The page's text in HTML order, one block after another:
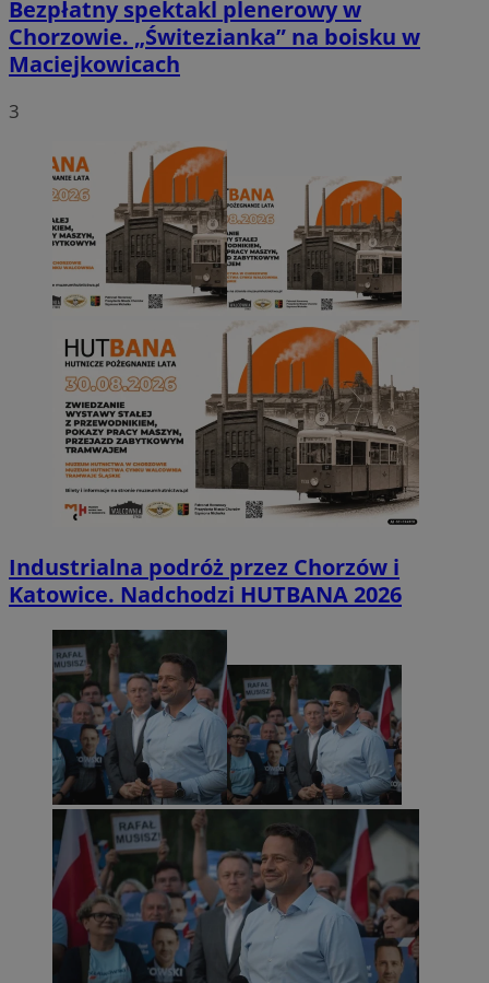
Bezpłatny spektakl plenerowy w
Chorzowie. „Świtezianka” na boisku w
Maciejkowicach
3
Industrialna podróż przez Chorzów i
Katowice. Nadchodzi HUTBANA 2026